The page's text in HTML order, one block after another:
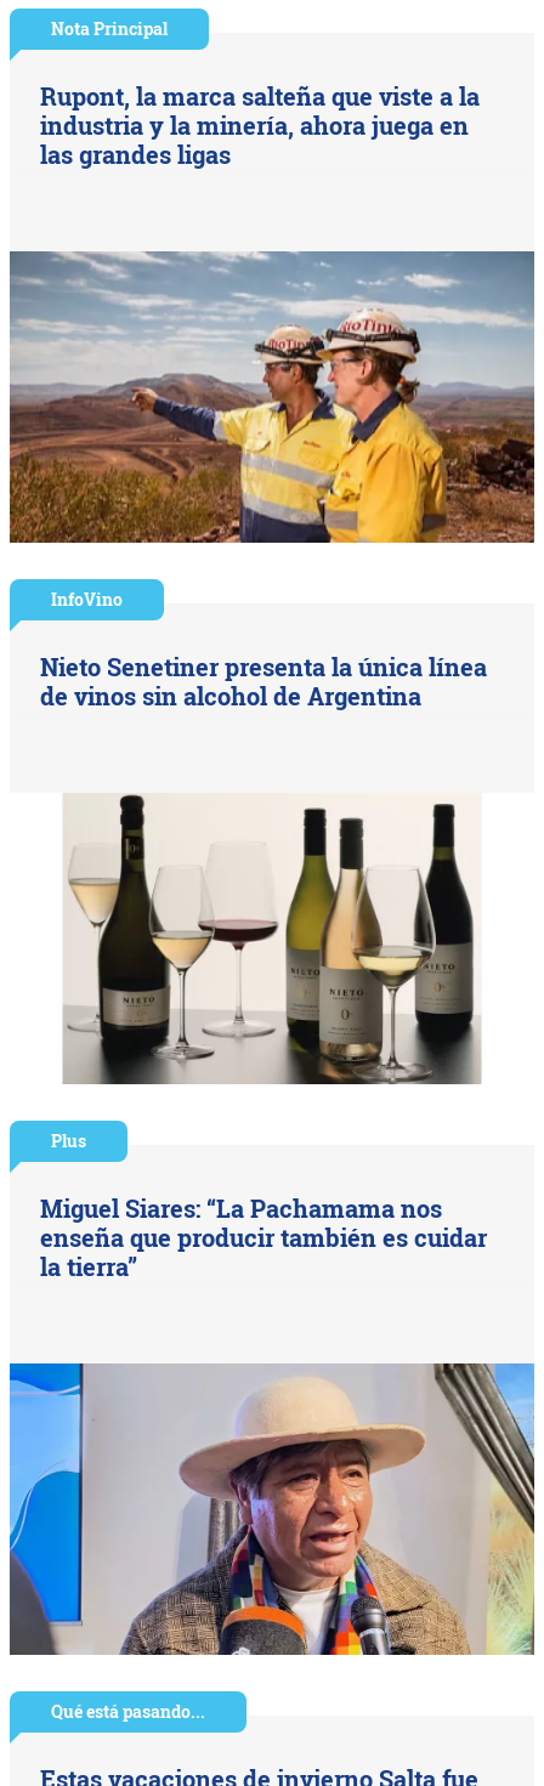
Nota Principal
Rupont, la marca salteña que viste a la
industria y la minería, ahora juega en
las grandes ligas
InfoVino
Nieto Senetiner presenta la única línea
de vinos sin alcohol de Argentina
Plus
Miguel Siares: “La Pachamama nos
enseña que producir también es cuidar
la tierra”
Qué está pasando...
Estas vacaciones de invierno Salta fue